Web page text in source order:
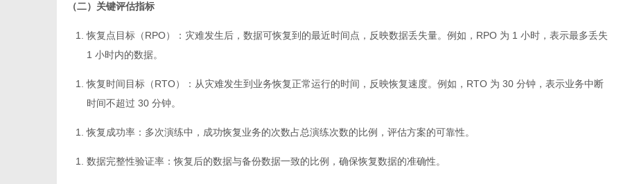
（二）关键评估指标
恢复点目标（RPO）
：灾难发生后，数据可恢复到的最近时间点，反映数据丢失量。例如，RPO 为 1 小时，表示最多丢失
1 小时内的数据。
恢复时间目标（RTO）
：从灾难发生到业务恢复正常运行的时间，反映恢复速度。例如，RTO 为 30 分钟，表示业务中断
时间不超过 30 分钟。
恢复成功率 ：多次演练中，成功恢复业务的次数占总演练次数的比例，评估方案的可靠性。
数据完整性验证率 ：恢复后的数据与备份数据一致的比例，确保恢复数据的准确性。